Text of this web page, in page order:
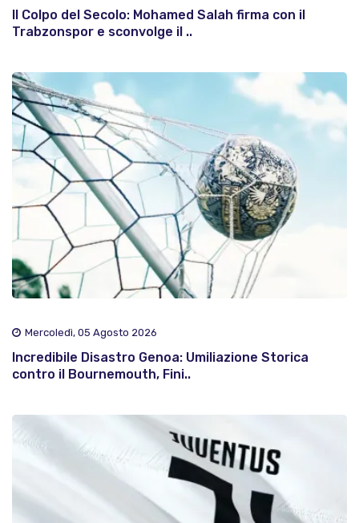
Il Colpo del Secolo: Mohamed Salah firma con il
Trabzonspor e sconvolge il ..
Mercoledì, 05 Agosto 2026
Incredibile Disastro Genoa: Umiliazione Storica
contro il Bournemouth, Fini..